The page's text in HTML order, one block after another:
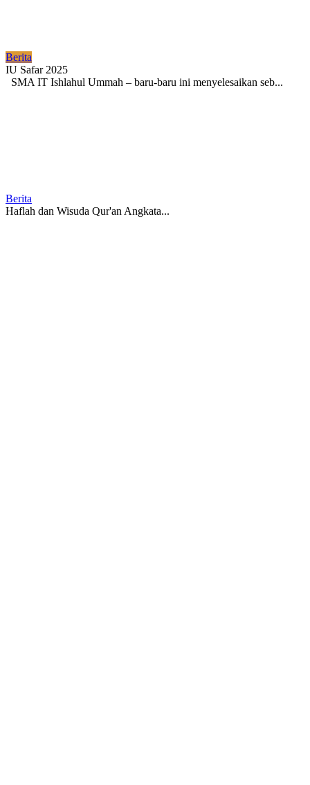
Berita
IU Safar 2025
SMA IT Ishlahul Ummah – baru-baru ini menyelesaikan seb...
Berita
Haflah dan Wisuda Qur'an Angkata...